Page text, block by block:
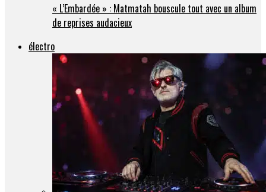
« L’Embardée » : Matmatah bouscule tout avec un album
de reprises audacieux
électro